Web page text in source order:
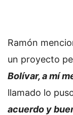
Ramón
un proyecto
Bolívar, a mí
llamado lo
acuerdo y